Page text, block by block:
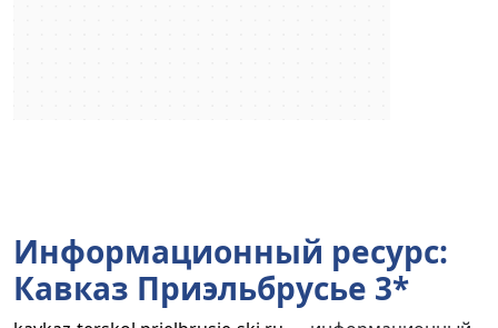
Информационный ресурс:
Кавказ Приэльбрусье 3*